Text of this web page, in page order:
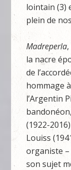
lointain (3)
plein de
Madreperla
la nacre
de
hommage
l’Argentin
(1922-
Louiss
organiste
son sujet